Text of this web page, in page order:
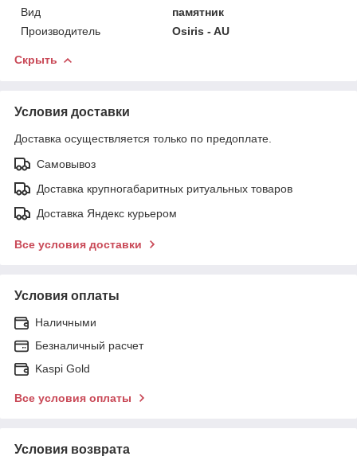
Вид
памятник
Производитель
Osiris - AU
Скрыть
Условия доставки
Доставка осуществляется только по предоплате.
Самовывоз
Доставка крупногабаритных ритуальных товаров
Доставка Яндекс курьером
Все условия доставки
Условия оплаты
Наличными
Безналичный расчет
Kaspi Gold
Все условия оплаты
Условия возврата